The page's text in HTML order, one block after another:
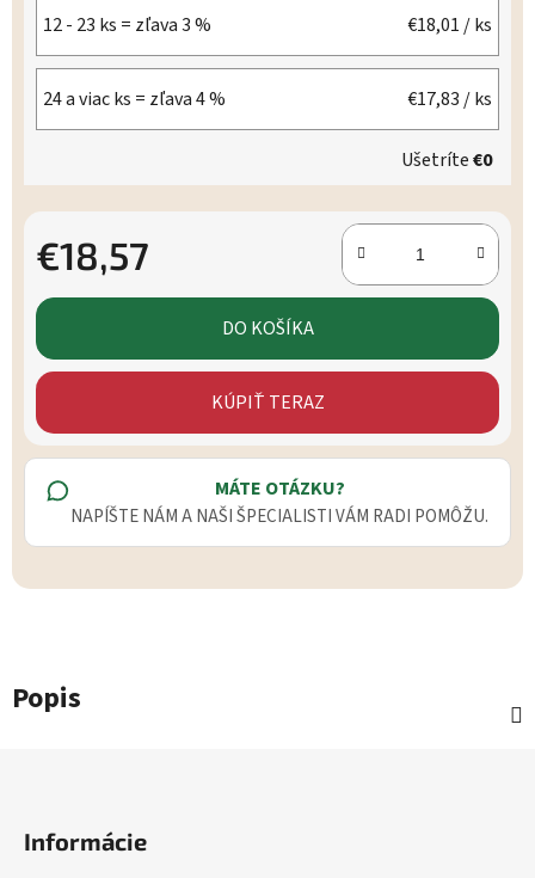
12 - 23 ks = zľava 3 % €18,01 / ks
24 a viac ks = zľava 4 % €17,83 / ks
Ušetríte€0
€18,57
Jednotková cena:
DO KOŠÍKA
KÚPIŤ TERAZ
MÁTE OTÁZKU?
NAPÍŠTE NÁM A NAŠI ŠPECIALISTI VÁM RADI POMÔŽU.
Popis
Informácie